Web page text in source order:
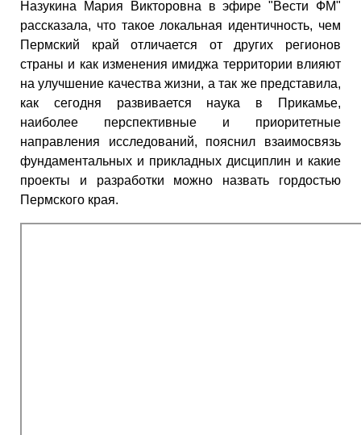
Назукина Мария Викторовна в эфире "Вести ФМ"
рассказала, что такое локальная идентичность, чем
Пермский край отличается от других регионов
страны и как изменения имиджа территории влияют
на улучшение качества жизни, а так же представила,
как сегодня развивается наука в Прикамье,
наиболее перспективные и приоритетные
направления исследований, пояснил взаимосвязь
фундаментальных и прикладных дисциплин и какие
проекты и разработки можно назвать гордостью
Пермского края.